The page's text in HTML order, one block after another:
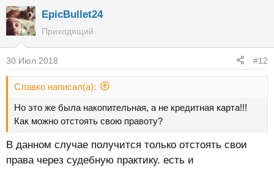
EpicBullet24
Приходящий
30 Июл 2018 #12
Славко написал(а):
Но это же была накопительная, а не кредитная карта!!!
Как можно отстоять свою правоту?
В данном случае получится только отстоять свои
права через судебную практику. есть и